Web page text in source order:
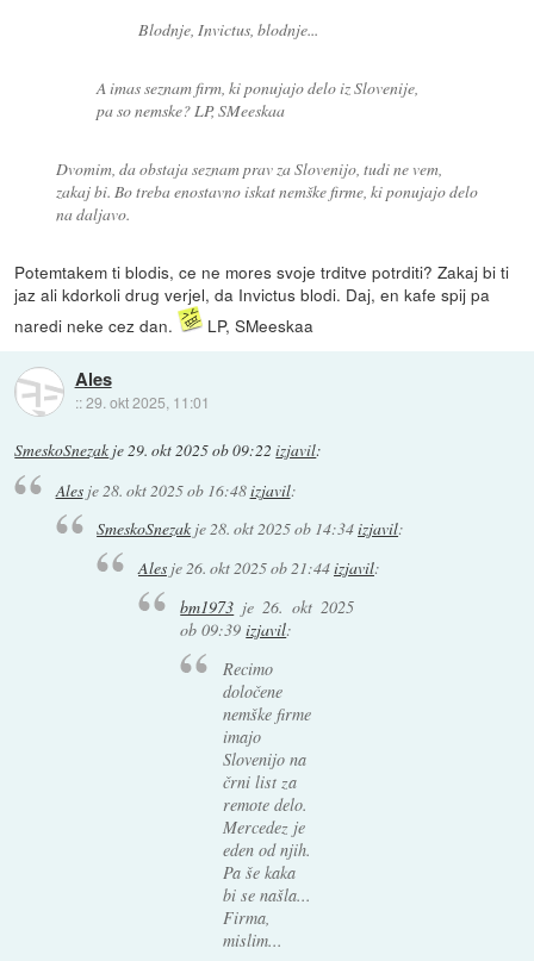
Blodnje, Invictus, blodnje...
A imas seznam firm, ki ponujajo delo iz Slovenije,
pa so nemske? LP, SMeeskaa
Dvomim, da obstaja seznam prav za Slovenijo, tudi ne vem,
zakaj bi. Bo treba enostavno iskat nemške firme, ki ponujajo delo
na daljavo.
Potemtakem ti blodis, ce ne mores svoje trditve potrditi? Zakaj bi ti
jaz ali kdorkoli drug verjel, da Invictus blodi. Daj, en kafe spij pa
naredi neke cez dan.
LP, SMeeskaa
Ales
::29. okt 2025, 11:01
SmeskoSnezak je29. okt 2025 ob 09:22 izjavil:
Alesje 28. okt 2025 ob 16:48izjavil:
SmeskoSnezak je28. okt 2025 ob 14:34izjavil:
Alesje26. okt 2025 ob 21:44izjavil:
bm1973 je 26. okt 2025
ob 09:39 izjavil:
Recimo
določene
nemške firme
imajo
Slovenijo na
črni list za
remote delo.
Mercedez je
eden od njih.
Pa še kaka
bi se našla...
Firma,
mislim...